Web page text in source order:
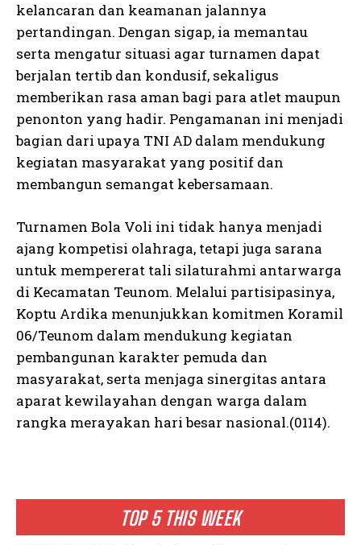
TOP 5 THIS WEEK
kelancaran dan keamanan jalannya
pertandingan. Dengan sigap, ia memantau
serta mengatur situasi agar turnamen dapat
berjalan tertib dan kondusif, sekaligus
memberikan rasa aman bagi para atlet maupun
penonton yang hadir. Pengamanan ini menjadi
bagian dari upaya TNI AD dalam mendukung
kegiatan masyarakat yang positif dan
membangun semangat kebersamaan.
Turnamen Bola Voli ini tidak hanya menjadi
ajang kompetisi olahraga, tetapi juga sarana
untuk mempererat tali silaturahmi antarwarga
di Kecamatan Teunom. Melalui partisipasinya,
Koptu Ardika menunjukkan komitmen Koramil
06/Teunom dalam mendukung kegiatan
pembangunan karakter pemuda dan
masyarakat, serta menjaga sinergitas antara
aparat kewilayahan dengan warga dalam
rangka merayakan hari besar nasional.(0114).